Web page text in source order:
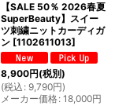
【SALE 50％ 2026春夏
SuperBeauty】スイー
ツ刺繍ニットカーディガ
ン [1102611013]
8,900円(税別)
(税込 : 9,790円)
メーカー価格: 18,000円